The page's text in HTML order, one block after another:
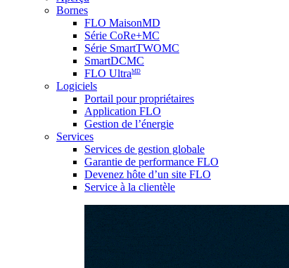
Bornes
FLO MaisonMD
Série CoRe+MC
Série SmartTWOMC
SmartDCMC
FLO UltraMD
Logiciels
Portail pour propriétaires
Application FLO
Gestion de l’énergie
Services
Services de gestion globale
Garantie de performance FLO
Devenez hôte d’un site FLO
Service à la clientèle